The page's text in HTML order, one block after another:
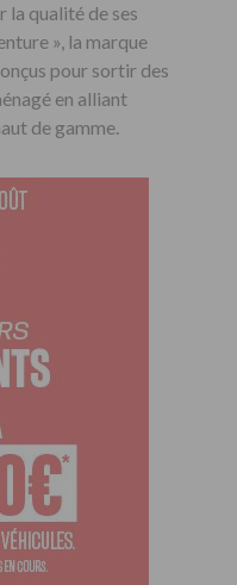
la qualité de ses
», la marque
pour sortir des
en alliant
de gamme.